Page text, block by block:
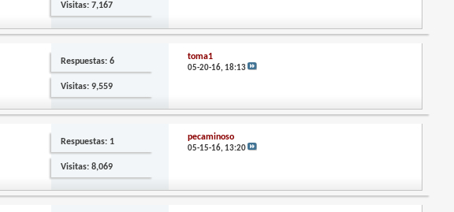
Visitas: 7,167
Respuestas: 6
Visitas: 9,559
toma1
05-20-16, 18:13
Respuestas: 1
Visitas: 8,069
pecaminoso
05-15-16, 13:20